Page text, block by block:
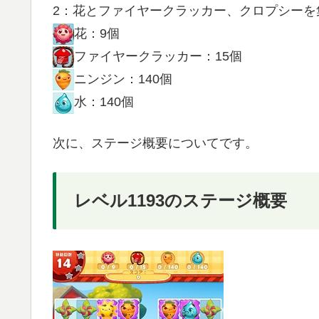
2：花とファイヤークラッカー、クロプシー
花：9個
ファイヤークラッカー：15個
ニンジン：140個
水：140個
次に、ステージ概要についてです。
レベル1193のステージ概要